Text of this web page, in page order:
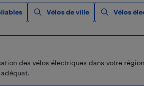
Vélos de ville Vélos
des vélos électriques dans votre